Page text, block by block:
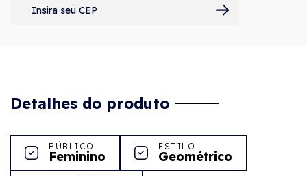
Detalhes do produto
PÚBLICO
Feminino
ESTILO
Geométrico